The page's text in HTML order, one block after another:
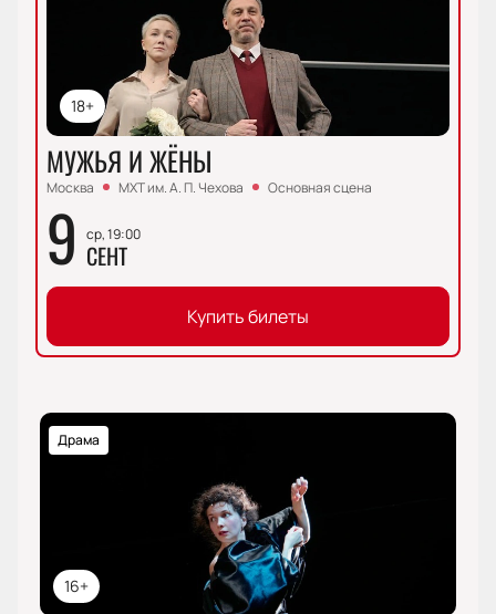
18+
МУЖЬЯ И ЖЁНЫ
Москва МХТ им. А. П. Чехова Основная сцена
9 ср, 19:00
СЕНТ
Купить билеты
16+
Драма